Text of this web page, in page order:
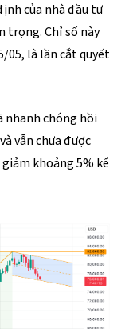
của nhà đầu tư
trọng. Chỉ số này
05, là lần cắt quyết
nhanh chóng hồi
vẫn chưa được
khoảng 5% kể